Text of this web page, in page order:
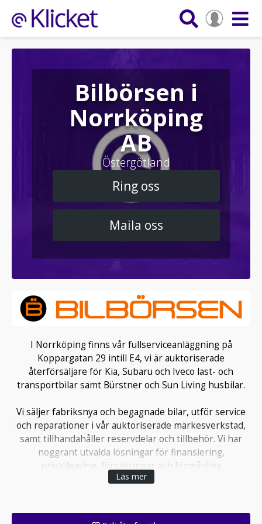
Bilbörsen i
Norrköping
AB
Östergötland
Ring oss
Maila oss
I Norrköping finns vår fullserviceanläggning på
Koppargatan 29 intill E4, vi är auktoriserade
återförsäljare för Kia, Subaru och Iveco last- och
transportbilar samt Bürstner och Sun Living husbilar.
Vi säljer fabriksnya och begagnade bilar, utför service
och reparationer i vår auktoriserade märkesverkstad,
samt tillhandahåller reservdelar och tillbehör. Vi har
noggrant utvalda lösningar för finansiering,
privatleasing, försäkringar och förmånliga
helhetskoncept för tjänstebilar till företag.
Läs mer